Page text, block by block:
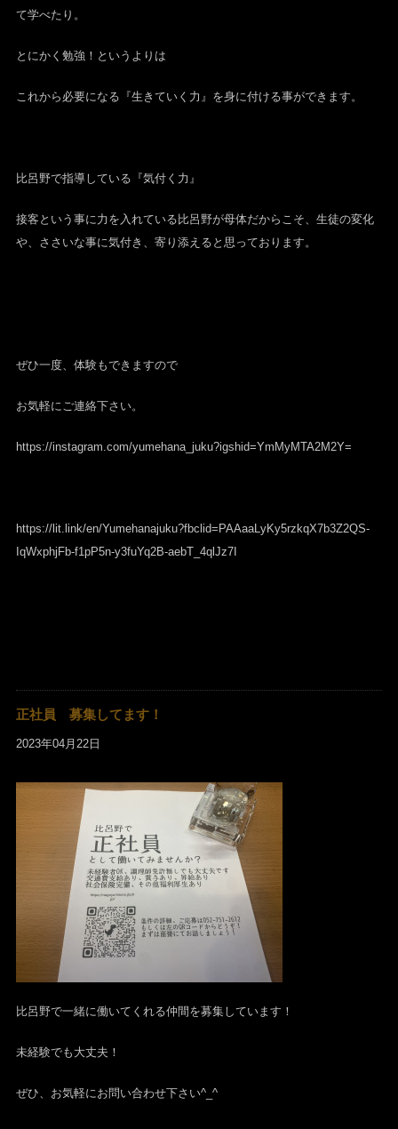
て学べたり。
とにかく勉強！というよりは
これから必要になる『生きていく力』を身に付ける事ができます。
比呂野で指導している『気付く力』
接客という事に力を入れている比呂野が母体だからこそ、生徒の変化
や、ささいな事に気付き、寄り添えると思っております。
ぜひ一度、体験もできますので
お気軽にご連絡下さい。
https://instagram.com/yumehana_juku?igshid=YmMyMTA2M2Y=
https://lit.link/en/Yumehanajuku?fbclid=PAAaaLyKy5rzkqX7b3Z2QS-
IqWxphjFb-f1pP5n-y3fuYq2B-aebT_4qlJz7I
正社員 募集してます！
2023年04月22日
比呂野で一緒に働いてくれる仲間を募集しています！
未経験でも大丈夫！
ぜひ、お気軽にお問い合わせ下さい^_^